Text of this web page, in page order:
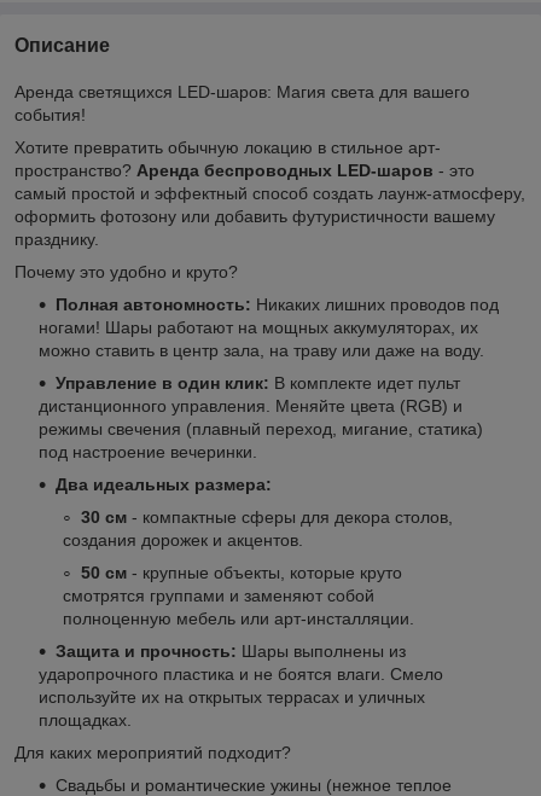
Описание
Аренда светящихся LED-шаров: Магия света для вашего
события!
Хотите превратить обычную локацию в стильное арт-
пространство? Аренда беспроводных LED-шаров - это
самый простой и эффектный способ создать лаунж-атмосферу,
оформить фотозону или добавить футуристичности вашему
празднику.
Почему это удобно и круто?
Полная автономность: Никаких лишних проводов под
ногами! Шары работают на мощных аккумуляторах, их
можно ставить в центр зала, на траву или даже на воду.
Управление в один клик: В комплекте идет пульт
дистанционного управления. Меняйте цвета (RGB) и
режимы свечения (плавный переход, мигание, статика)
под настроение вечеринки.
Два идеальных размера:
30 см - компактные сферы для декора столов,
создания дорожек и акцентов.
50 см - крупные объекты, которые круто
смотрятся группами и заменяют собой
полноценную мебель или арт-инсталляции.
Защита и прочность: Шары выполнены из
ударопрочного пластика и не боятся влаги. Смело
используйте их на открытых террасах и уличных
площадках.
Для каких мероприятий подходит?
Свадьбы и романтические ужины (нежное теплое